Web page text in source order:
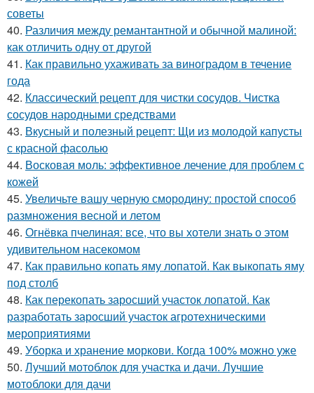
советы
40. Различия между ремантантной и обычной малиной:
как отличить одну от другой
41. Как правильно ухаживать за виноградом в течение
года
42. Классический рецепт для чистки сосудов. Чистка
сосудов народными средствами
43. Вкусный и полезный рецепт: Щи из молодой капусты
с красной фасолью
44. Восковая моль: эффективное лечение для проблем с
кожей
45. Увеличьте вашу черную смородину: простой способ
размножения весной и летом
46. Огнёвка пчелиная: все, что вы хотели знать о этом
удивительном насекомом
47. Как правильно копать яму лопатой. Как выкопать яму
под столб
48. Как перекопать заросший участок лопатой. Как
разработать заросший участок агротехническими
мероприятиями
49. Уборка и хранение моркови. Когда 100% можно уже
50. Лучший мотоблок для участка и дачи. Лучшие
мотоблоки для дачи